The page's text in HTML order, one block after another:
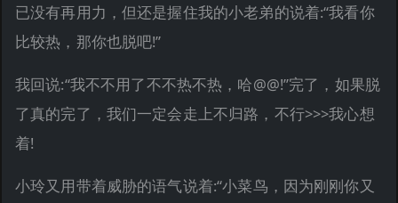
已没有再用力，但还是握住我的小老弟的说着:“我看你
比较热，那你也脱吧!”
我回说:“我不不用了不不热不热，哈@@!”完了，如果脱
了真的完了，我们一定会走上不归路，不行>>>我心想
着!
小玲又用带着威胁的语气说着:“小菜鸟，因为刚刚你又